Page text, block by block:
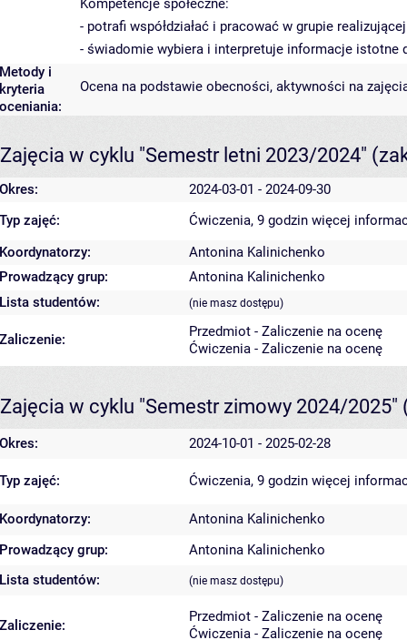
Kompetencje społeczne:
- potrafi współdziałać i pracować w grupie
- świadomie wybiera i interpretuje informacje istotne
Metody i
kryteria
oceniania:
Ocena na podstawie obecności, aktywności na
Zajęcia w cyklu "Semestr letni 2023/2024"
Okres:
2024-03-01 - 2024-09-30
Typ zajęć:
Ćwiczenia, 9 godzin więcej
Koordynatorzy:
Antonina Kalinichenko
Prowadzący grup:
Antonina Kalinichenko
Lista studentów:
(nie masz dostępu)
Zaliczenie:
Przedmiot - Zaliczenie na ocenę
Ćwiczenia - Zaliczenie na ocenę
Zajęcia w cyklu "Semestr zimowy 2024/2025"
Okres: 2024-10-01 - 2025-02-28
Typ zajęć: Ćwiczenia, 9 godzin więcej
Koordynatorzy:
Antonina Kalinichenko
Prowadzący grup:
Antonina Kalinichenko
Lista studentów:
(nie masz dostępu)
Zaliczenie:
Przedmiot - Zaliczenie na ocenę
Ćwiczenia - Zaliczenie na ocenę